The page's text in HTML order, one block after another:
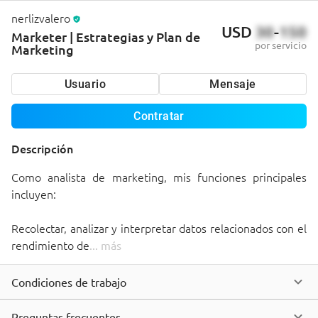
nerlizvalero
Marketer | Estrategias y Plan de
Marketing
USD 30-150
por servicio
Usuario Mensaje
Contratar
Descripción
Como analista de marketing, mis funciones principales
incluyen:
Recolectar, analizar y interpretar datos relacionados con el
rendimiento de... más
Condiciones de trabajo